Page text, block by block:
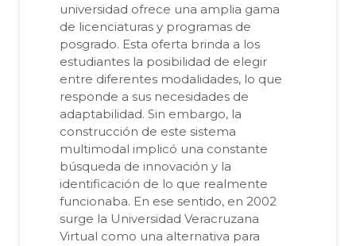
universidad ofrece una amplia gama
de licenciaturas y programas de
posgrado. Esta oferta brinda a los
estudiantes la posibilidad de elegir
entre diferentes modalidades, lo que
responde a sus necesidades de
adaptabilidad. Sin embargo, la
construcción de este sistema
multimodal implicó una constante
búsqueda de innovación y la
identificación de lo que realmente
funcionaba. En ese sentido, en 2002
surge la Universidad Veracruzana
Virtual como una alternativa para